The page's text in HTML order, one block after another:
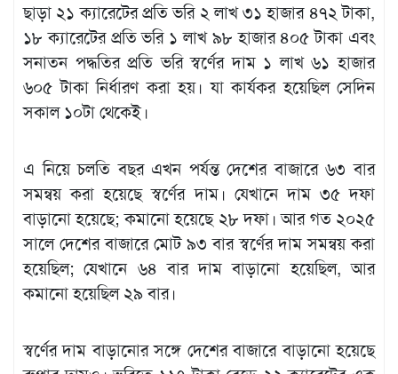
ছাড়া ২১ ক্যারেটের প্রতি ভরি ২ লাখ ৩১ হাজার ৪৭২ টাকা,
১৮ ক্যারেটের প্রতি ভরি ১ লাখ ৯৮ হাজার ৪০৫ টাকা এবং
সনাতন পদ্ধতির প্রতি ভরি স্বর্ণের দাম ১ লাখ ৬১ হাজার
৬০৫ টাকা নির্ধারণ করা হয়। যা কার্যকর হয়েছিল সেদিন
সকাল ১০টা থেকেই।
এ নিয়ে চলতি বছর এখন পর্যন্ত দেশের বাজারে ৬৩ বার
সমন্বয় করা হয়েছে স্বর্ণের দাম। যেখানে দাম ৩৫ দফা
বাড়ানো হয়েছে; কমানো হয়েছে ২৮ দফা। আর গত ২০২৫
সালে দেশের বাজারে মোট ৯৩ বার স্বর্ণের দাম সমন্বয় করা
হয়েছিল; যেখানে ৬৪ বার দাম বাড়ানো হয়েছিল, আর
কমানো হয়েছিল ২৯ বার।
স্বর্ণের দাম বাড়ানোর সঙ্গে দেশের বাজারে বাড়ানো হয়েছে